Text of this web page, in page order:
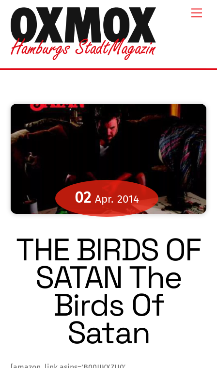
content
02 Apr. 2014
THE BIRDS OF
SATAN The
Birds Of
Satan